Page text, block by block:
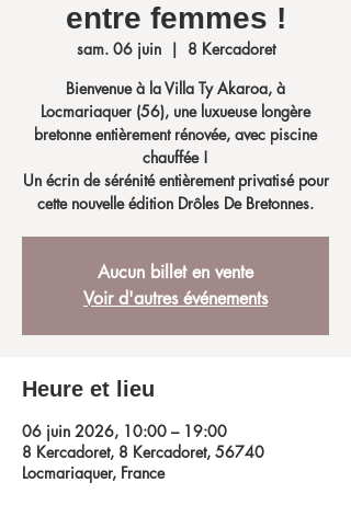
entre femmes !
sam. 06 juin
  |
8 Kercadoret
Bienvenue à la Villa Ty Akaroa, à
Locmariaquer (56), une luxueuse longère
bretonne entièrement rénovée, avec piscine
chauffée !
Un écrin de sérénité entièrement privatisé pour
cette nouvelle édition Drôles De Bretonnes.
Aucun billet en vente
Voir d'autres événements
Heure et lieu
06 juin 2026, 10:00 – 19:00
8 Kercadoret, 8 Kercadoret, 56740
Locmariaquer, France